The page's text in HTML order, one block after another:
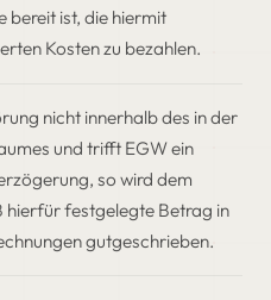
bereit ist, die hiermit
Kosten zu bezahlen.
nicht innerhalb des in der
und trifft EGW ein
so wird dem
hierfür festgelegte Betrag in
gutgeschrieben.